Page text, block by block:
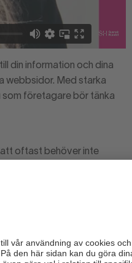
din information och dina
webbsidor. Med starka
som företagare bör tänka
att oftast behöver inte
ditt lösenord.
du att ett